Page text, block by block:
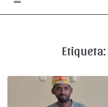
Etiqueta: